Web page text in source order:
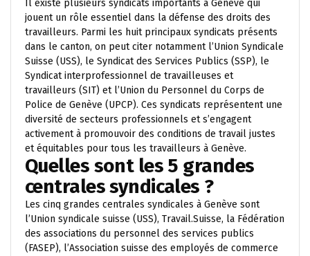
Il existe plusieurs syndicats importants à Genève qui
jouent un rôle essentiel dans la défense des droits des
travailleurs. Parmi les huit principaux syndicats présents
dans le canton, on peut citer notamment l’Union Syndicale
Suisse (USS), le Syndicat des Services Publics (SSP), le
Syndicat interprofessionnel de travailleuses et
travailleurs (SIT) et l’Union du Personnel du Corps de
Police de Genève (UPCP). Ces syndicats représentent une
diversité de secteurs professionnels et s’engagent
activement à promouvoir des conditions de travail justes
et équitables pour tous les travailleurs à Genève.
Quelles sont les 5 grandes
centrales syndicales ?
Les cinq grandes centrales syndicales à Genève sont
l’Union syndicale suisse (USS), Travail.Suisse, la Fédération
des associations du personnel des services publics
(FASEP), l’Association suisse des employés de commerce